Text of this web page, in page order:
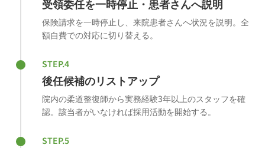
受領委任を一時停止・患者さんへ説明
保険請求を一時停止し、来院患者さんへ状況を説明。全
額自費での対応に切り替える。
STEP.4
後任候補のリストアップ
院内の柔道整復師から実務経験3年以上のスタッフを確
認。該当者がいなければ採用活動を開始する。
STEP.5